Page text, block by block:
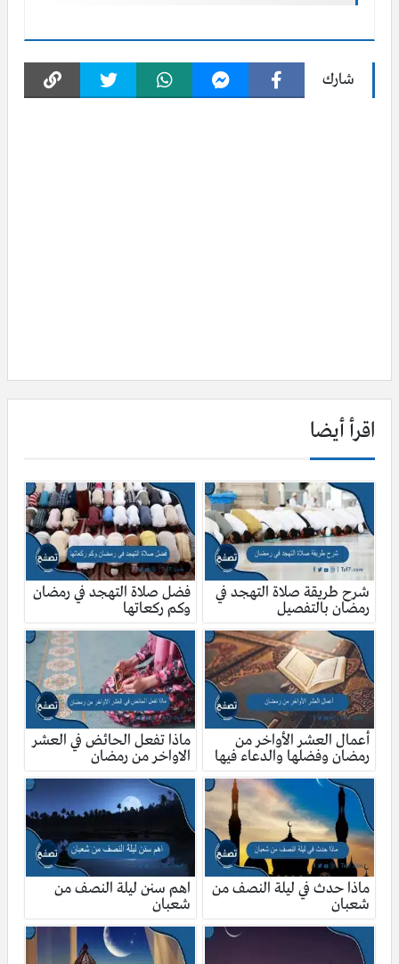
شارك
اقرأ أيضا
شرح طريقة صلاة التهجد في
رمضان بالتفصيل
فضل صلاة التهجد في رمضان
وكم ركعاتها
أعمال العشر الأواخر من
رمضان وفضلها والدعاء فيها
ماذا تفعل الحائض في العشر
الاواخر من رمضان
ماذا حدث في ليلة النصف من
شعبان
اهم سنن ليلة النصف من
شعبان